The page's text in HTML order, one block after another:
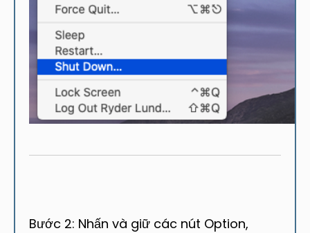
Bước 2: Nhấn và giữ các nút Option,